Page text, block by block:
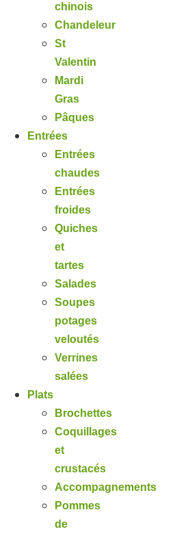
chinois
Chandeleur
St
Valentin
Mardi
Gras
Pâques
Entrées
Entrées
chaudes
Entrées
froides
Quiches
et
tartes
Salades
Soupes
potages
veloutés
Verrines
salées
Plats
Brochettes
Coquillages
et
crustacés
Accompagnements
Pommes
de